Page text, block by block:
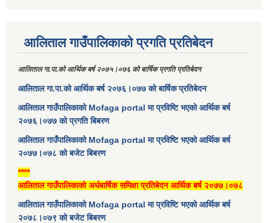
आलिताल गाउँपालिकाको प्रगति प्रतिबेदन
आलिताल गा.पा.को आर्थिक बर्ष २०७५।०७६ को बार्षिक प्रगति प्रतिबेदन
आलिताल गा.पा.को आर्थिक बर्ष २०७६।०७७ को बार्षिक प्रतिबेदन
आलिताल गाउँपालिकाको Mofaga portal मा प्रविष्टि भएको आर्थिक बर्ष
२०७६।०७७ को प्रगति बिबरण
आलिताल गाउँपालिकाको Mofaga portal मा प्रविष्टि भएको आर्थिक बर्ष
२०७७।०७८ को बजेट बिबरण
****
आलिताल गाउँपालिकाको अर्धबार्षिक समिक्षा प्रतिबेदन आर्थिक बर्ष २०७७।०७८
आलिताल गाउँपालिकाको Mofaga portal मा प्रविष्टि भएको आर्थिक बर्ष
२०७८।०७९ को बजेट बिबरण